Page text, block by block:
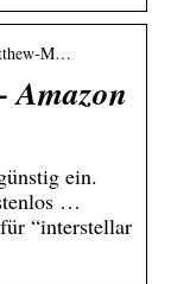
M…
Amazon
ein.
…
“interstellar